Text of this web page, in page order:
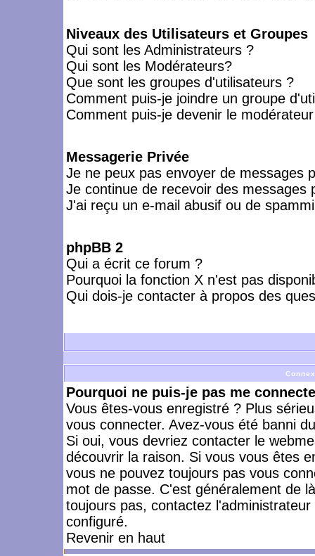
Niveaux des Utilisateurs et Groupes
Qui sont les Administrateurs ?
Qui sont les Modérateurs?
Que sont les groupes d'utilisateurs ?
Comment puis-je joindre un groupe
Comment puis-je devenir le
Messagerie Privée
Je ne peux pas envoyer de messages
Je continue de recevoir des messages
J'ai reçu un e-mail abusif ou de
phpBB 2
Qui a écrit ce forum ?
Pourquoi la fonction X n'est pas
Qui dois-je contacter à propos des
Pourquoi ne puis-je pas me
Vous êtes-vous enregistré ? Plus
vous connecter. Avez-vous été banni
Si oui, vous devriez contacter le
découvrir la raison. Si vous vous êtes
vous ne pouvez toujours pas vous
mot de passe. C'est généralement de
toujours pas, contactez
configuré.
Revenir en haut